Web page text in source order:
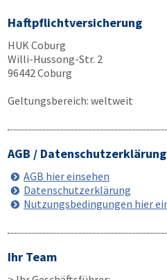
Haftpflichtversicherung
HUK Coburg
Willi-Hussong-Str. 2
96442 Coburg
Geltungsbereich: weltweit
AGB /
AGB hier einsehen
Datenschutzerklärung
Nutzungsbedingungen hier
Ihr Team